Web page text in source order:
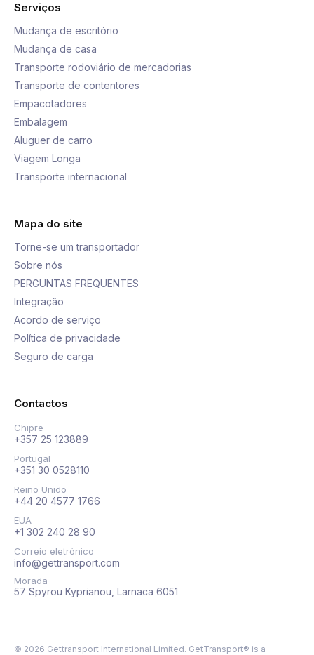
Serviços
Mudança de escritório
Mudança de casa
Transporte rodoviário de mercadorias
Transporte de contentores
Empacotadores
Embalagem
Aluguer de carro
Viagem Longa
Transporte internacional
Mapa do site
Torne-se um transportador
Sobre nós
PERGUNTAS FREQUENTES
Integração
Acordo de serviço
Política de privacidade
Seguro de carga
Contactos
Chipre
+357 25 123889
Portugal
+351 30 0528110
Reino Unido
+44 20 4577 1766
EUA
+1 302 240 28 90
Correio eletrónico
info@gettransport.com
Morada
57 Spyrou Kyprianou, Larnaca 6051
© 2026 Gettransport International Limited. GetTransport® is a